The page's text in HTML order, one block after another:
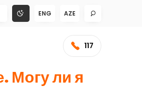
ENG AZE
117
Могу ли я